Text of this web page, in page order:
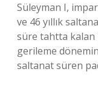
Süleyman I,
ve 46 yıllık
süre tahtta kalan
gerileme
saltanat süren